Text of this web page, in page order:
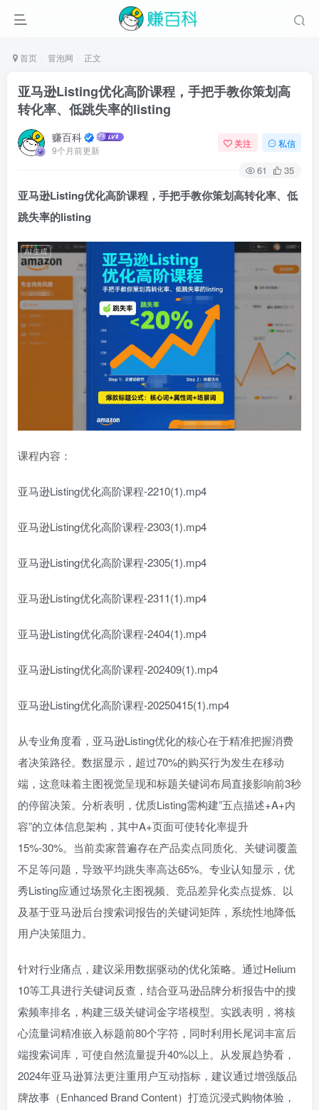
首页 冒泡网 正文
亚马逊Listing优化高阶课程，手把手教你策划高
转化率、低跳失率的listing
赚百科
9个月前更新
关注 私信
61 35
亚马逊Listing优化高阶课程，手把手教你策划高转化率、低
跳失率的listing
课程内容：
亚马逊Listing优化高阶课程-2210(1).mp4
亚马逊Listing优化高阶课程-2303(1).mp4
亚马逊Listing优化高阶课程-2305(1).mp4
亚马逊Listing优化高阶课程-2311(1).mp4
亚马逊Listing优化高阶课程-2404(1).mp4
亚马逊Listing优化高阶课程-202409(1).mp4
亚马逊Listing优化高阶课程-20250415(1).mp4
从专业角度看，亚马逊Listing优化的核心在于精准把握消费
者决策路径。数据显示，超过70%的购买行为发生在移动
端，这意味着主图视觉呈现和标题关键词布局直接影响前3秒
的停留决策。分析表明，优质Listing需构建”五点描述+A+内
容”的立体信息架构，其中A+页面可使转化率提升
15%-30%。当前卖家普遍存在产品卖点同质化、关键词覆盖
不足等问题，导致平均跳失率高达65%。专业认知显示，优
秀Listing应通过场景化主图视频、竞品差异化卖点提炼、以
及基于亚马逊后台搜索词报告的关键词矩阵，系统性地降低
用户决策阻力。
针对行业痛点，建议采用数据驱动的优化策略。通过Helium
10等工具进行关键词反查，结合亚马逊品牌分析报告中的搜
索频率排名，构建三级关键词金字塔模型。实践表明，将核
心流量词精准嵌入标题前80个字符，同时利用长尾词丰富后
端搜索词库，可使自然流量提升40%以上。从发展趋势看，
2024年亚马逊算法更注重用户互动指标，建议通过增强版品
牌故事（Enhanced Brand Content）打造沉浸式购物体验，